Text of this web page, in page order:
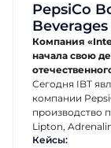
PepsiCo
Компания
начала свою
Сегодня IBT
компании
производство
Lipton,
Кейсы: